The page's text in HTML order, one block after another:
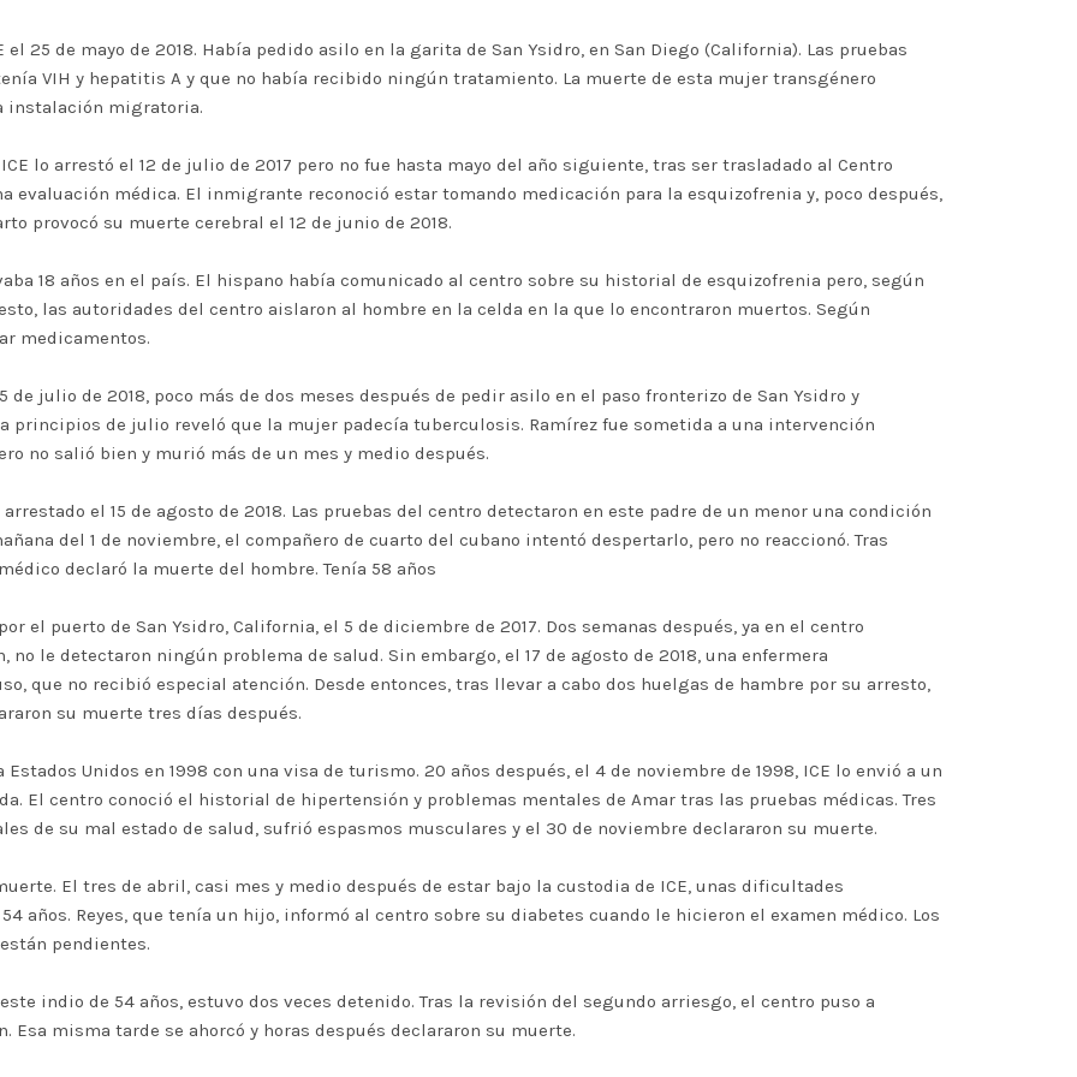
25 de mayo de 2018. Había pedido asilo en la garita de San Ysidro, en San Diego (California). Las pruebas
VIH y hepatitis A y que no había recibido ningún tratamiento. La muerte de esta mujer transgénero
instalación migratoria.
lo arrestó el 12 de julio de 2017 pero no fue hasta mayo del año siguiente, tras ser trasladado al Centro
evaluación médica. El inmigrante reconoció estar tomando medicación para la esquizofrenia y, poco después,
provocó su muerte cerebral el 12 de junio de 2018.
18 años en el país. El hispano había comunicado al centro sobre su historial de esquizofrenia pero, según
las autoridades del centro aislaron al hombre en la celda en la que lo encontraron muertos. Según
medicamentos.
julio de 2018, poco más de dos meses después de pedir asilo en el paso fronterizo de San Ysidro y
principios de julio reveló que la mujer padecía tuberculosis. Ramírez fue sometida a una intervención
no salió bien y murió más de un mes y medio después.
arrestado el 15 de agosto de 2018. Las pruebas del centro detectaron en este padre de un menor una condición
del 1 de noviembre, el compañero de cuarto del cubano intentó despertarlo, pero no reaccionó. Tras
declaró la muerte del hombre. Tenía 58 años
el puerto de San Ysidro, California, el 5 de diciembre de 2017. Dos semanas después, ya en el centro
le detectaron ningún problema de salud. Sin embargo, el 17 de agosto de 2018, una enfermera
que no recibió especial atención. Desde entonces, tras llevar a cabo dos huelgas de hambre por su arresto,
su muerte tres días después.
Unidos en 1998 con una visa de turismo. 20 años después, el 4 de noviembre de 1998, ICE lo envió a un
El centro conoció el historial de hipertensión y problemas mentales de Amar tras las pruebas médicas. Tres
de su mal estado de salud, sufrió espasmos musculares y el 30 de noviembre declararon su muerte.
El tres de abril, casi mes y medio después de estar bajo la custodia de ICE, unas dificultades
años. Reyes, que tenía un hijo, informó al centro sobre su diabetes cuando le hicieron el examen médico. Los
pendientes.
indio de 54 años, estuvo dos veces detenido. Tras la revisión del segundo arriesgo, el centro puso a
misma tarde se ahorcó y horas después declararon su muerte.